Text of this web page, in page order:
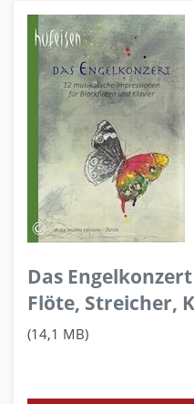
Das
Flöte, Streicher,
(14,1 MB)